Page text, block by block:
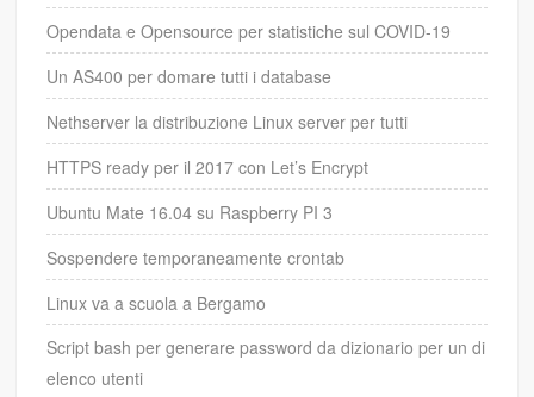
Opendata e Opensource per statistiche sul COVID-19
Un AS400 per domare tutti i database
Nethserver la distribuzione Linux server per tutti
HTTPS ready per il 2017 con Let’s Encrypt
Ubuntu Mate 16.04 su Raspberry PI 3
Sospendere temporaneamente crontab
Linux va a scuola a Bergamo
Script bash per generare password da dizionario per un di
elenco utenti